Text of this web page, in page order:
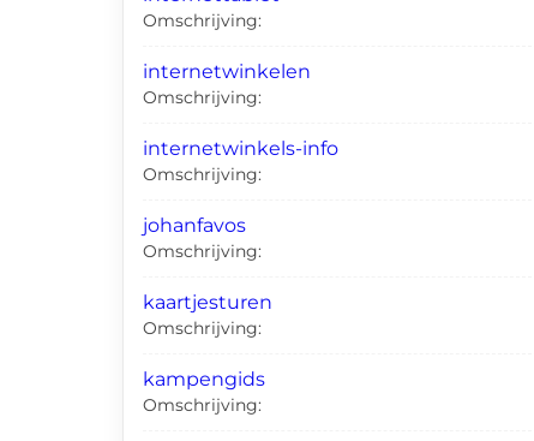
Omschrijving:
internetwinkelen
Omschrijving:
internetwinkels-info
Omschrijving:
johanfavos
Omschrijving:
kaartjesturen
Omschrijving:
kampengids
Omschrijving: